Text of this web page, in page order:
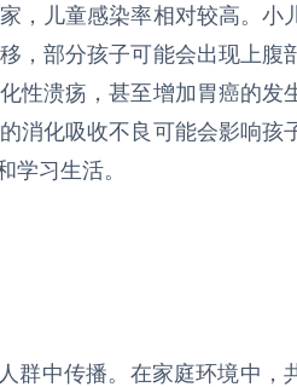
，儿童感染率相对较高。小
，部分孩子可能会出现上腹
性溃疡，甚至增加胃癌的发
消化吸收不良可能会影响孩
学习生活。
群中传播。在家庭环境中，